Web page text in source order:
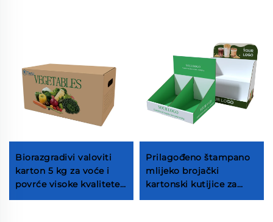
Biorazgradivi valoviti
karton 5 kg za voće i
povrće visoke kvalitete
Prilagođeno štampano
mlijeko brojački
kartonski kutijice za